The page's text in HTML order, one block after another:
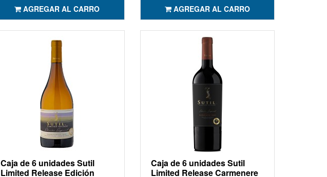
AGREGAR AL CARRO AGREGAR AL CARRO
Caja de 6 unidades Sutil
Limited Release Edición
Caja de 6 unidades Sutil
Limited Release Carmenere